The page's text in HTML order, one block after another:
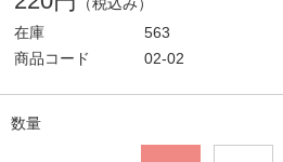
在庫
563
商品コード
02-02
数量